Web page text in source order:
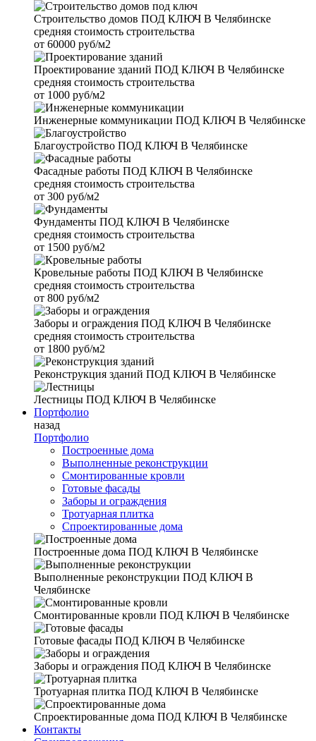
Строительство домов ПОД КЛЮЧ В Челябинске
средняя стоимость строительства
от 60000 руб/м2
Проектирование зданий ПОД КЛЮЧ В Челябинске
средняя стоимость строительства
от 1000 руб/м2
Инженерные коммуникации ПОД КЛЮЧ В Челябинске
Благоустройство ПОД КЛЮЧ В Челябинске
Фасадные работы ПОД КЛЮЧ В Челябинске
средняя стоимость строительства
от 300 руб/м2
Фундаменты ПОД КЛЮЧ В Челябинске
средняя стоимость строительства
от 1500 руб/м2
Кровельные работы ПОД КЛЮЧ В Челябинске
средняя стоимость строительства
от 800 руб/м2
Заборы и ограждения ПОД КЛЮЧ В Челябинске
средняя стоимость строительства
от 1800 руб/м2
Реконструкция зданий ПОД КЛЮЧ В Челябинске
Лестницы ПОД КЛЮЧ В Челябинске
Портфолио
назад
Портфолио
Построенные дома
Выполненные реконструкции
Смонтированные кровли
Готовые фасады
Заборы и ограждения
Тротуарная плитка
Спроектированные дома
Построенные дома ПОД КЛЮЧ В Челябинске
Выполненные реконструкции ПОД КЛЮЧ В
Челябинске
Смонтированные кровли ПОД КЛЮЧ В Челябинске
Готовые фасады ПОД КЛЮЧ В Челябинске
Заборы и ограждения ПОД КЛЮЧ В Челябинске
Тротуарная плитка ПОД КЛЮЧ В Челябинске
Спроектированные дома ПОД КЛЮЧ В Челябинске
Контакты